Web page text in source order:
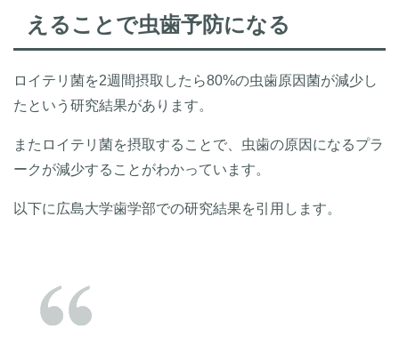
えることで虫歯予防になる
ロイテリ菌を2週間摂取したら80%の虫歯原因菌が減少し
たという研究結果があります。
またロイテリ菌を摂取することで、虫歯の原因になるプラ
ークが減少することがわかっています。
以下に広島大学歯学部での研究結果を引用します。